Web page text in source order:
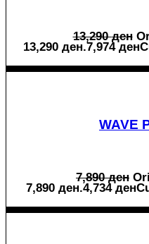
13,290ден
13,290 ден.7,974ден
WAVE
7,890ден
7,890 ден.4,734ден